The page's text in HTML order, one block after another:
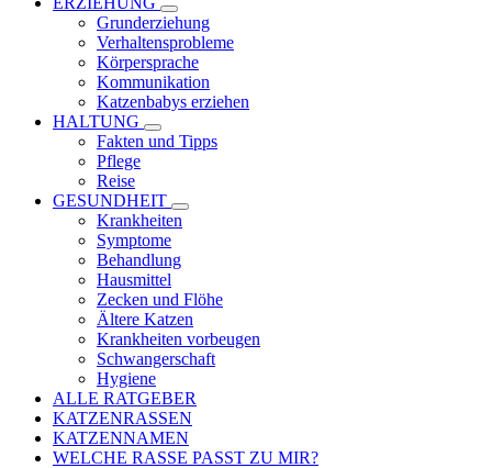
Grunderziehung
Verhaltensprobleme
Körpersprache
Kommunikation
Katzenbabys erziehen
HALTUNG
Fakten und Tipps
Pflege
Reise
GESUNDHEIT
Krankheiten
Symptome
Behandlung
Hausmittel
Zecken und Flöhe
Ältere Katzen
Krankheiten vorbeugen
Schwangerschaft
Hygiene
ALLE RATGEBER
KATZENRASSEN
KATZENNAMEN
WELCHE RASSE PASST ZU MIR?